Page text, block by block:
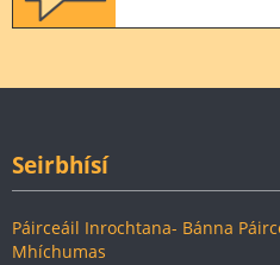
Seirbhísí
Páirceáil Inrochtana- Bánna
Mhíchumas